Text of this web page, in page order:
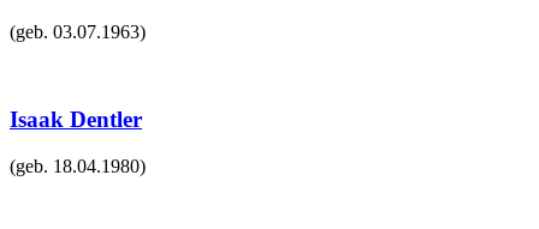
(geb. 03.07.1963)
Isaak Dentler
(geb. 18.04.1980)